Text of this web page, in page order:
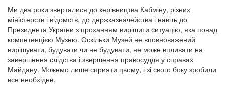
Ми два роки зверталися до керівництва Кабміну, різних
міністерств і відомств, до держказначейства і навіть до
Президента України з проханням вирішити ситуацію, яка понад
компетенцією Музею. Оскільки Музей не вповноважений
вирішувати, будувати чи не будувати, не може впливати на
завершення слідства і звершення правосуддя у справах
Майдану. Можемо лише сприяти цьому, і зі свого боку зробили
все необхідне.